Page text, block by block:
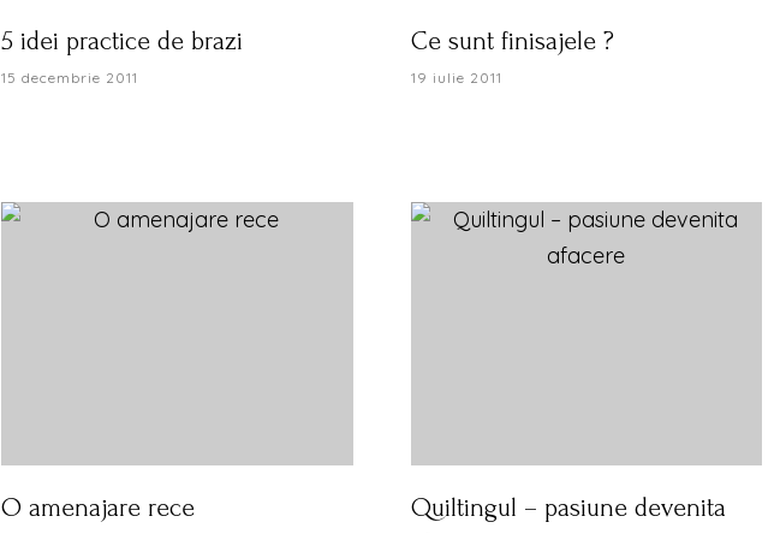
5 idei practice de brazi
15 decembrie 2011
Ce sunt finisajele ?
19 iulie 2011
O amenajare rece
Quiltingul – pasiune devenita